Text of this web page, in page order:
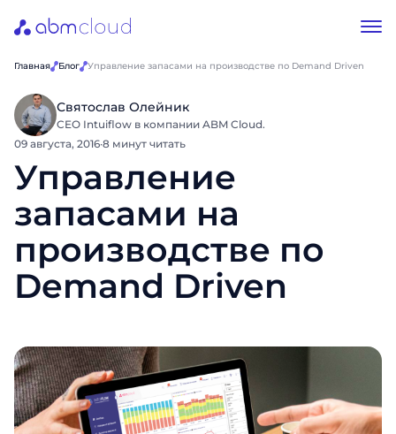
Главная Блог Управление запасами на производстве по Demand Driven
Святослав Олейник
CEO Intuiflow в компании ABM Cloud.
09 августа, 2016·8 минут читать
Управление
запасами на
производстве по
Demand Driven